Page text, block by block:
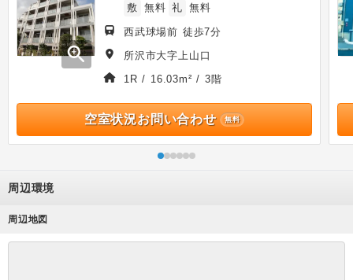
zoom_in
敷 無料 礼 無料
西武球場前 徒歩7分
所沢市大字上山口
1R / 16.03m² / 3階
空室状況お問い合わせ 無料
周辺環境
周辺地図